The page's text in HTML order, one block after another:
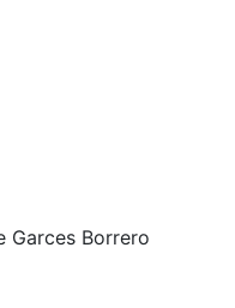
Garces Borrero